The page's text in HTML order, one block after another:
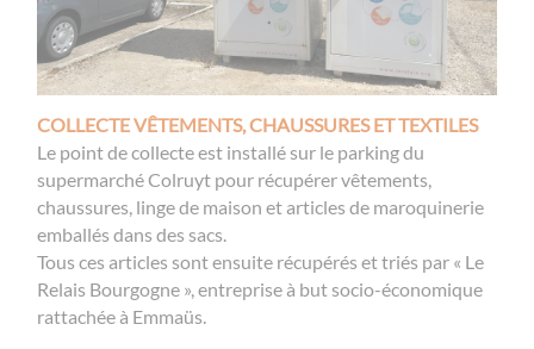
COLLECTE VÊTEMENTS, CHAUSSURES ET TEXTILES
Le point de collecte est installé sur le parking du
supermarché Colruyt pour récupérer vêtements,
chaussures, linge de maison et articles de maroquinerie
emballés dans des sacs.
Tous ces articles sont ensuite récupérés et triés par « Le
Relais Bourgogne », entreprise à but socio-économique
rattachée à Emmaüs.